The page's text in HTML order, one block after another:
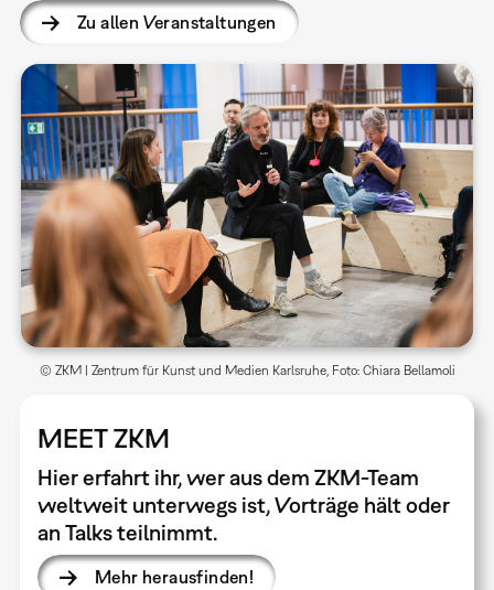
Zu allen Veranstaltungen
MEET ZKM
Hier erfahrt ihr, wer aus dem ZKM-Team
weltweit unterwegs ist, Vorträge hält oder
an Talks teilnimmt.
Mehr herausfinden!
© ZKM | Zentrum für Kunst und Medien Karlsruhe, Foto: Chiara Bellamoli